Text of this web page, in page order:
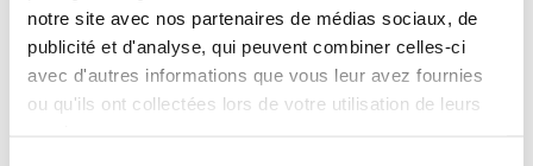
notre site avec nos partenaires de médias sociaux, de
publicité et d'analyse, qui peuvent combiner celles-ci
avec d'autres informations que vous leur avez fournies
ou qu'ils ont collectées lors de votre utilisation de leurs
- OX2
- FLOXI2R
Peut remplacer la